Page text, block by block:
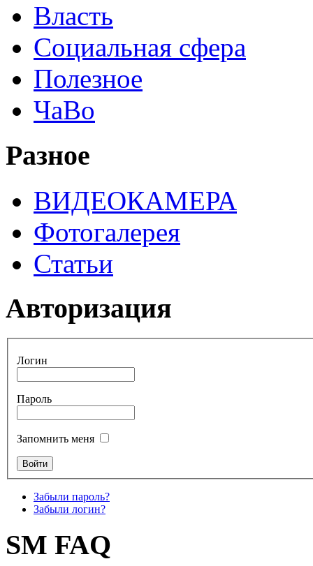
Власть
Социальная сфера
Полезное
ЧаВо
Разное
ВИДЕОКАМЕРА
Фотогалерея
Статьи
Авторизация
Логин
Пароль
Запомнить меня
Забыли пароль?
Забыли логин?
SM FAQ